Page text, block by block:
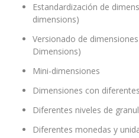
Estandardización de
dimensions)
Versionado de
Dimensions)
Mini-dimensiones
Dimensiones con
Diferentes niveles de
Diferentes monedas y